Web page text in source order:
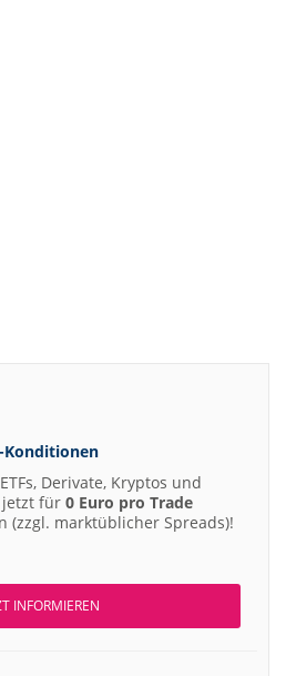
Konditionen
Derivate, Kryptos und
jetzt für 0 Euro pro Trade
(zzgl. marktüblicher Spreads)!
INFORMIEREN